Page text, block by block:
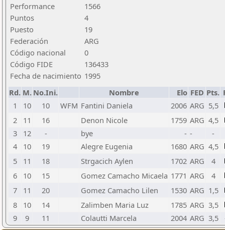
Performance
1566
Puntos
4
Puesto
19
Federación
ARG
Código nacional
0
Código FIDE
136433
Fecha de nacimiento 1995
Rd. M. No.Ini. Nombre Elo FED Pts.
1
10 10 WFM Fantini Daniela 2006 ARG 5,5
2
11 16 Denon Nicole 1759 ARG 4,5
3
12 - bye - -
-
4
10 19 Alegre Eugenia 1680 ARG 4,5
5
11 18 Strgacich Aylen 1702 ARG
4
6
10 15 Gomez Camacho Micaela 1771 ARG
4
7
11 20 Gomez Camacho Lilen 1530 ARG 1,5
8
10 14 Zalimben Maria Luz 1785 ARG 3,5
9
9 11 Colautti Marcela 2004 ARG 3,5